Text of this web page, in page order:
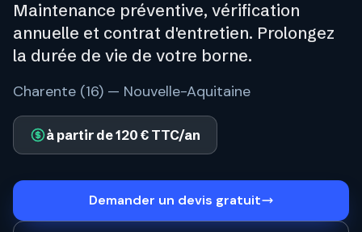
Maintenance préventive, vérification
annuelle et contrat d'entretien. Prolongez
la durée de vie de votre borne.
Charente (16) — Nouvelle-Aquitaine
à partir de 120 € TTC/an
Demander un devis gratuit